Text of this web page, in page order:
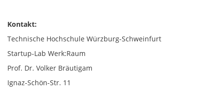
Kontakt:
Technische Hochschule Würzburg-Schweinfurt
Startup-Lab Werk:Raum
Prof. Dr. Volker Bräutigam
Ignaz-Schön-Str. 11